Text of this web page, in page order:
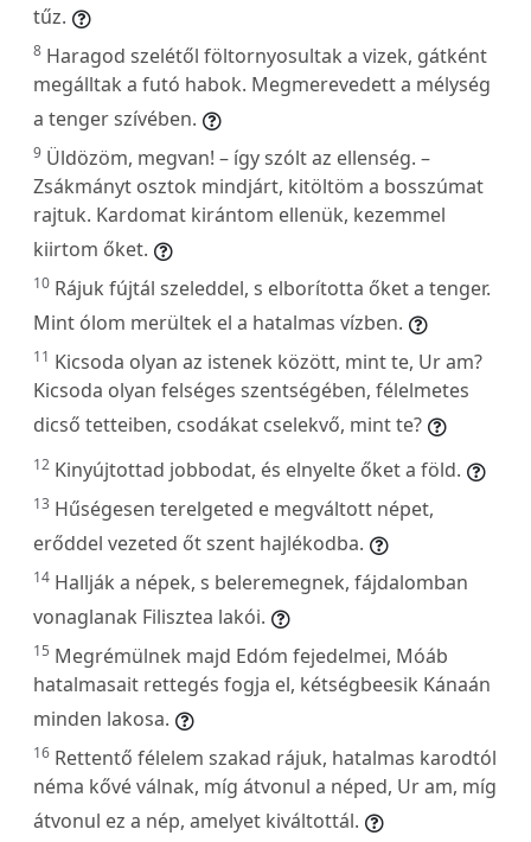
tűz.
8 Haragod szelétől föltornyosultak a vizek, gátként
megálltak a futó habok. Megmerevedett a mélység
a tenger szívében.
9 Üldözöm, megvan! – így szólt az ellenség. –
Zsákmányt osztok mindjárt, kitöltöm a bosszúmat
rajtuk. Kardomat kirántom ellenük, kezemmel
kiirtom őket.
10 Rájuk fújtál szeleddel, s elborította őket a tenger.
Mint ólom merültek el a hatalmas vízben.
11 Kicsoda olyan az istenek között, mint te, Ur am?
Kicsoda olyan felséges szentségében, félelmetes
dicső tetteiben, csodákat cselekvő, mint te?
12 Kinyújtottad jobbodat, és elnyelte őket a föld.
13 Hűségesen terelgeted e megváltott népet,
erőddel vezeted őt szent hajlékodba.
14 Hallják a népek, s beleremegnek, fájdalomban
vonaglanak Filisztea lakói.
15 Megrémülnek majd Edóm fejedelmei, Móáb
hatalmasait rettegés fogja el, kétségbeesik Kánaán
minden lakosa.
16 Rettentő félelem szakad rájuk, hatalmas karodtól
néma kővé válnak, míg átvonul a néped, Ur am, míg
átvonul ez a nép, amelyet kiváltottál.